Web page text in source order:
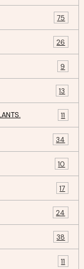
75
26
9
13
11
34
10
17
24
38
11